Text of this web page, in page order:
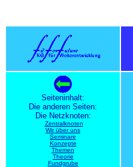
Seiteninhalt:
Die anderen Seiten:
Die Netzknoten:
Zentralknoten
Wir über uns
Seminare
Konzepte
Themen
Theorie
Fundgrube